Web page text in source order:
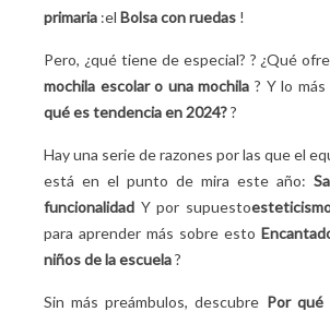
primaria :el Bolsa con ruedas !
Pero, ¿qué tiene de especial? ? ¿Qué
mochila escolar o una mochila ? Y lo
qué es tendencia en 2024??
Hay una serie de razones por las que el
está en el punto de mira este año:
funcionalidad Y por supuesto
para aprender más sobre esto
niños de la escuela?
Sin más preámbulos, descubre Por qué